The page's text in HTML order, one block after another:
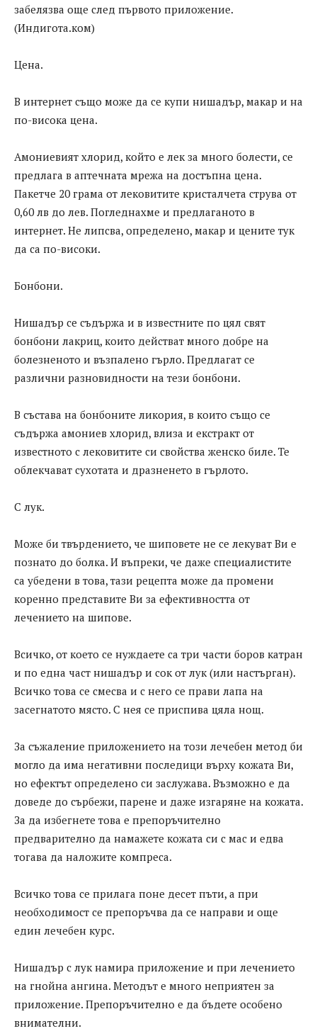
забелязва още след първото приложение.
(Индигота.ком)
Цена.
В интернет също може да се купи нишадър, макар и на
по-висока цена.
Амониевият хлорид, който е лек за много болести, се
предлага в аптечната мрежа на достъпна цена.
Пакетче 20 грама от лековитите кристалчета струва от
0,60 лв до лев. Погледнахме и предлаганото в
интернет. Не липсва, определено, макар и цените тук
да са по-високи.
Бонбони.
Нишадър се съдържа и в известните по цял свят
бонбони лакриц, които действат много добре на
болезненото и възпалено гърло. Предлагат се
различни разновидности на тези бонбони.
В състава на бонбоните ликория, в които също се
съдържа амониев хлорид, влиза и екстракт от
известното с лековитите си свойства женско биле. Те
облекчават сухотата и дразненето в гърлото.
С лук.
Може би твърдението, че шиповете не се лекуват Ви е
познато до болка. И въпреки, че даже специалистите
са убедени в това, тази рецепта може да промени
коренно представите Ви за ефективността от
лечението на шипове.
Всичко, от което се нуждаете са три части боров катран
и по една част нишадър и сок от лук (или настърган).
Всичко това се смесва и с него се прави лапа на
засегнатото място. С нея се приспива цяла нощ.
За съжаление приложението на този лечебен метод би
могло да има негативни последици върху кожата Ви,
но ефектът определено си заслужава. Възможно е да
доведе до сърбежи, парене и даже изгаряне на кожата.
За да избегнете това е препоръчително
предварително да намажете кожата си с мас и едва
тогава да наложите компреса.
Всичко това се прилага поне десет пъти, а при
необходимост се препоръчва да се направи и още
един лечебен курс.
Нишадър с лук намира приложение и при лечението
на гнойна ангина. Методът е много неприятен за
приложение. Препоръчително е да бъдете особено
внимателни.